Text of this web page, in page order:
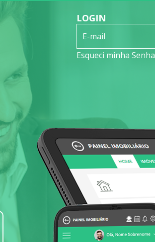
LOGIN
Esqueci minha Senha